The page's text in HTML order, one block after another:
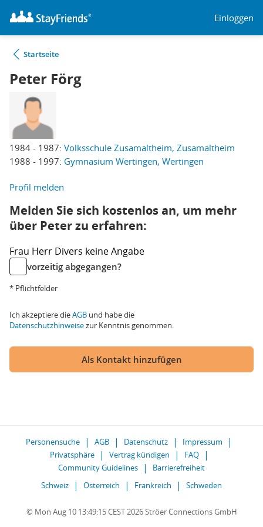
Einloggen
Startseite
Peter Förg
1984 - 1987: Volksschule Zusamaltheim, Zusamaltheim
1988 - 1997: Gymnasium Wertingen, Wertingen
Profil melden
Melden Sie sich kostenlos an, um mehr
über Peter zu erfahren:
Frau Herr Divers keine Angabe
vorzeitig abgegangen?
* Pflichtfelder
Ich akzeptiere dieAGB und habe die
Datenschutzhinweisezur Kenntnis genommen.
Als Kontakt hinzufügen
Personensuche AGB Datenschutz
Impressum
Privatsphäre
Vertrag kündigen
FAQ
Community Guidelines
Barrierefreiheit
Schweiz
Österreich Frankreich Schweden
© Mon Aug 10 13:49:15 CEST 2026 Ströer Connections GmbH